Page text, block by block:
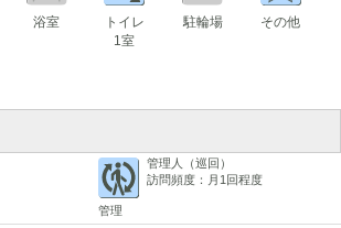
浴室
トイレ
1室
駐輪場 その他
管理
管理人（巡回）
訪問頻度：月1回程度